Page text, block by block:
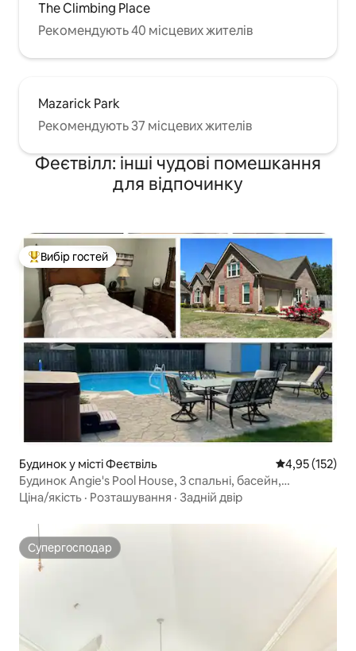
The Climbing Place
Рекомендують 40 місцевих жителів
Mazarick Park
Рекомендують 37 місцевих жителів
Феєтвілл: інші чудові помешкання
для відпочинку
Топ вибір гостей
Вибір гостей
Будинок у місті Феєтвіль Середня
4,95 (152)
Будинок Angie's Pool House, 3 спальні, басейн,
гідромасажна ванна
Ціна/якість · Розташування · Задній двір
Супергосподар
Супергосподар